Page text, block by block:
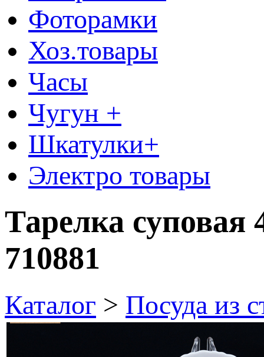
Фоторамки
Хоз.товары
Часы
Чугун +
Шкатулки+
Электро товары
Тарелка
710881
Каталог > Посуда из